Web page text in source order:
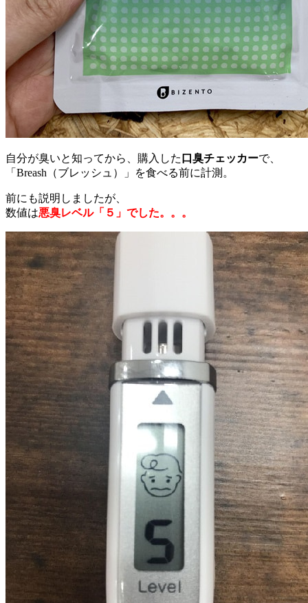
自分が臭いと知ってから、購入した 口臭チェッカーで、
「Breash（ブレッシュ）」を食べる前に計測。
前にも説明しましたが、
数値は悪臭レベル「５」でした。。。